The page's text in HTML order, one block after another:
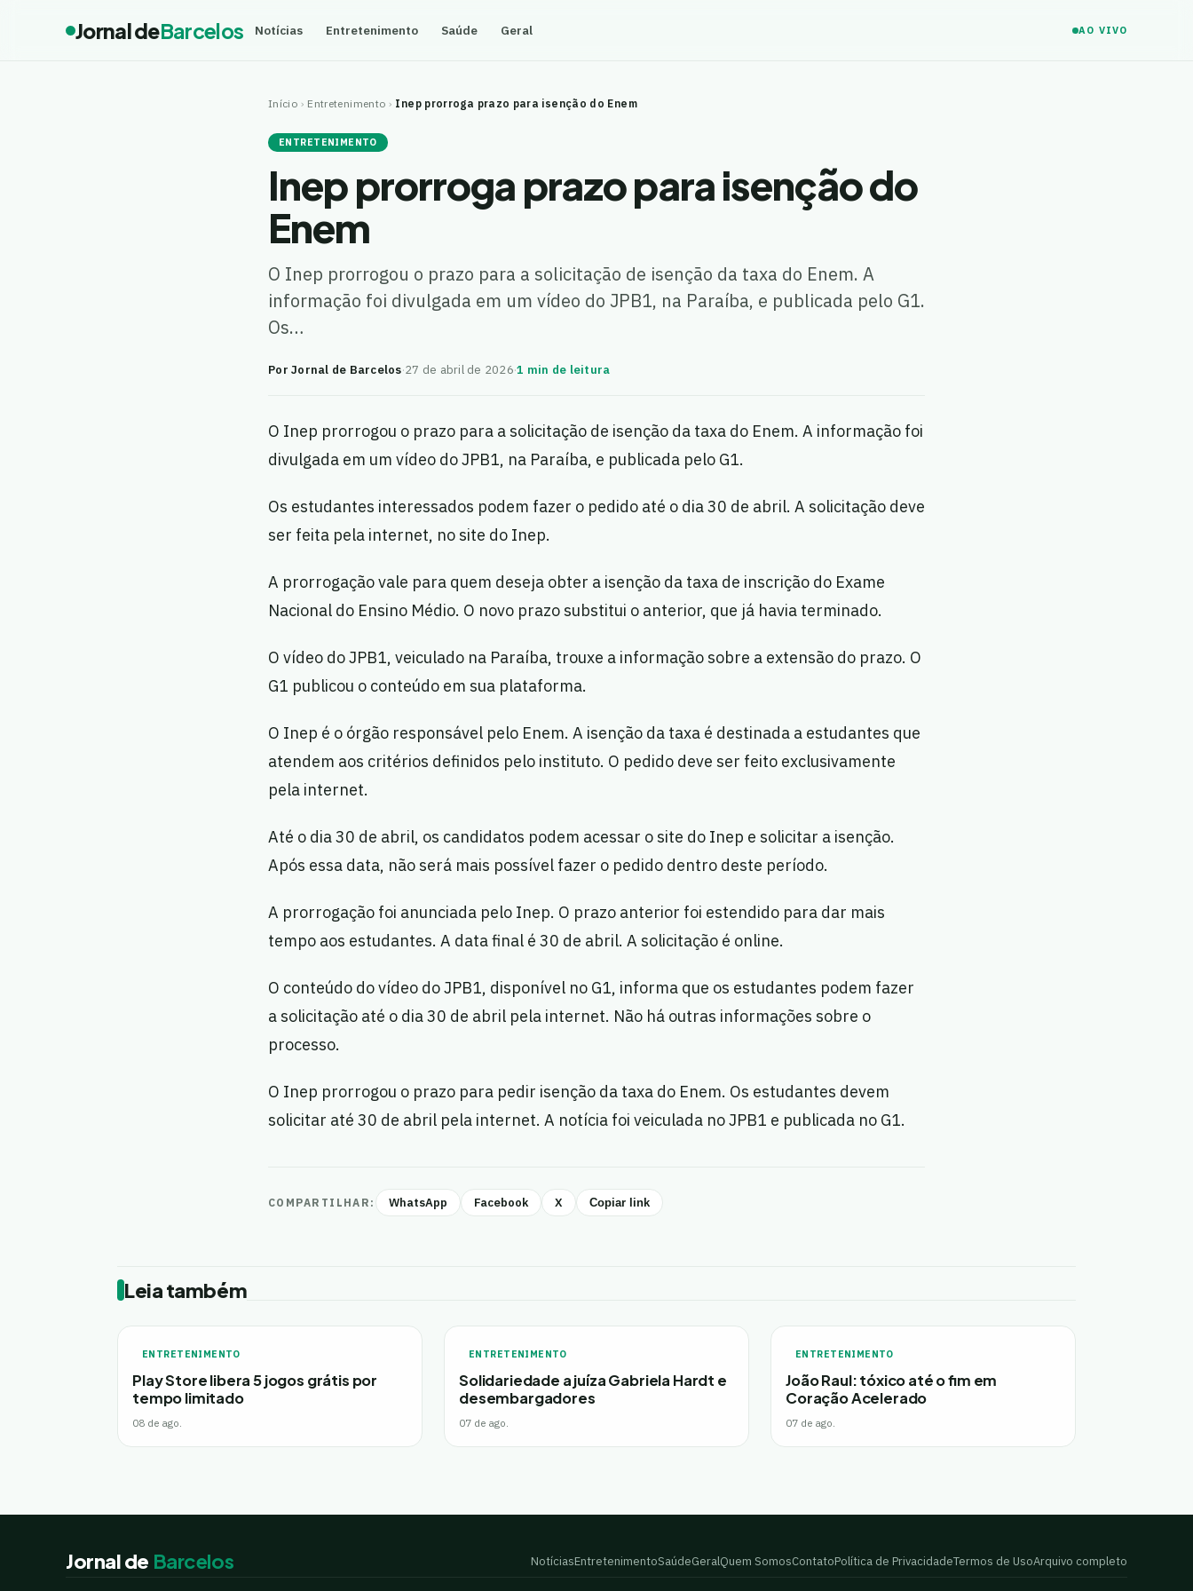
Jornal deBarcelos Notícias Entretenimento Saúde Geral AO VIVO
Início › Entretenimento › Inep prorroga prazo para isenção do Enem
ENTRETENIMENTO
Inep prorroga prazo para isenção do
Enem
O Inep prorrogou o prazo para a solicitação de isenção da taxa do Enem. A
informação foi divulgada em um vídeo do JPB1, na Paraíba, e publicada pelo G1.
Os…
Por Jornal de Barcelos·27 de abril de 2026·1 min de leitura
O Inep prorrogou o prazo para a solicitação de isenção da taxa do Enem. A informação foi
divulgada em um vídeo do JPB1, na Paraíba, e publicada pelo G1.
Os estudantes interessados podem fazer o pedido até o dia 30 de abril. A solicitação deve
ser feita pela internet, no site do Inep.
A prorrogação vale para quem deseja obter a isenção da taxa de inscrição do Exame
Nacional do Ensino Médio. O novo prazo substitui o anterior, que já havia terminado.
O vídeo do JPB1, veiculado na Paraíba, trouxe a informação sobre a extensão do prazo. O
G1 publicou o conteúdo em sua plataforma.
O Inep é o órgão responsável pelo Enem. A isenção da taxa é destinada a estudantes que
atendem aos critérios definidos pelo instituto. O pedido deve ser feito exclusivamente
pela internet.
Até o dia 30 de abril, os candidatos podem acessar o site do Inep e solicitar a isenção.
Após essa data, não será mais possível fazer o pedido dentro deste período.
A prorrogação foi anunciada pelo Inep. O prazo anterior foi estendido para dar mais
tempo aos estudantes. A data final é 30 de abril. A solicitação é online.
O conteúdo do vídeo do JPB1, disponível no G1, informa que os estudantes podem fazer
a solicitação até o dia 30 de abril pela internet. Não há outras informações sobre o
processo.
O Inep prorrogou o prazo para pedir isenção da taxa do Enem. Os estudantes devem
solicitar até 30 de abril pela internet. A notícia foi veiculada no JPB1 e publicada no G1.
COMPARTILHAR: WhatsApp Facebook X Copiar link
Leia também
ENTRETENIMENTO
Play Store libera 5 jogos grátis por
tempo limitado
08 de ago.
ENTRETENIMENTO
Solidariedade a juíza Gabriela Hardt e
desembargadores
07 de ago.
ENTRETENIMENTO
João Raul: tóxico até o fim em
Coração Acelerado
07 de ago.
Jornal de Barcelos NotíciasEntretenimentoSaúdeGeralQuem SomosContatoPolítica de PrivacidadeTermos de UsoArquivo completo